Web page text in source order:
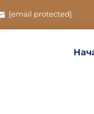
[email protected]